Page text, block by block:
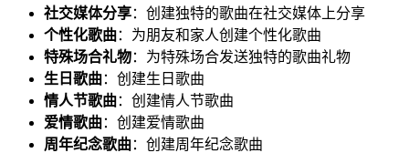
社交媒体分享：创建独特的歌曲在社交媒体上分享
个性化歌曲：为朋友和家人创建个性化歌曲
特殊场合礼物：为特殊场合发送独特的歌曲礼物
生日歌曲：创建生日歌曲
情人节歌曲：创建情人节歌曲
爱情歌曲：创建爱情歌曲
周年纪念歌曲：创建周年纪念歌曲